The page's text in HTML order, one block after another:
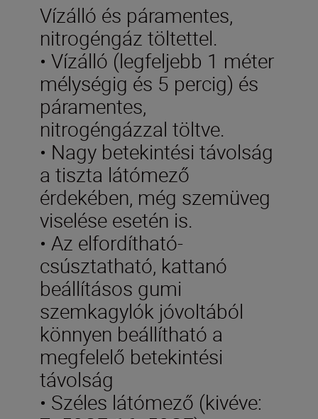
Vízálló és páramentes,
nitrogéngáz töltettel.
• Vízálló (legfeljebb 1 méter
mélységig és 5 percig) és
páramentes,
nitrogéngázzal töltve.
• Nagy betekintési távolság
a tiszta látómező
érdekében, még szemüveg
viselése esetén is.
• Az elfordítható-
csúsztatható, kattanó
beállításos gumi
szemkagylók jóvoltából
könnyen beállítható a
megfelelő betekintési
távolság
• Széles látómező (kivéve: